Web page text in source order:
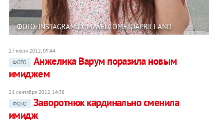
ФОТО: INSTAGRAM.COM/WELCOMETOAPRILLAND
27 июля 2012, 09:44
ФОТО
Анжелика Варум поразила новым
имиджем
21 сентября 2012, 14:38
ФОТО
Заворотнюк кардинально сменила
имидж